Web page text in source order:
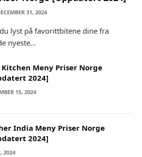
31, 2024
lyst på favorittbitene dine fra
nyeste…
Kitchen Meny Priser Norge
2024]
15, 2024
India Meny Priser Norge
2024]
2024